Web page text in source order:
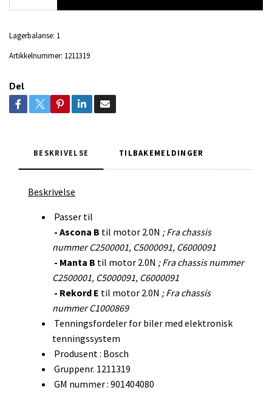
Lagerbalanse: 1
Artikkelnummer: 1211319
Del
BESKRIVELSE TILBAKEMELDINGER
Beskrivelse
Passer til
- Ascona B til motor 2.0N ; Fra chassis
nummer C2500001, C5000091, C6000091
- Manta B til motor 2.0N ; Fra chassis nummer
C2500001, C5000091, C6000091
- Rekord E til motor 2.0N ; Fra chassis
nummer C1000869
Tenningsfordeler for biler med elektronisk
tenningssystem
Produsent : Bosch
Gruppenr. 1211319
GM nummer : 901404080